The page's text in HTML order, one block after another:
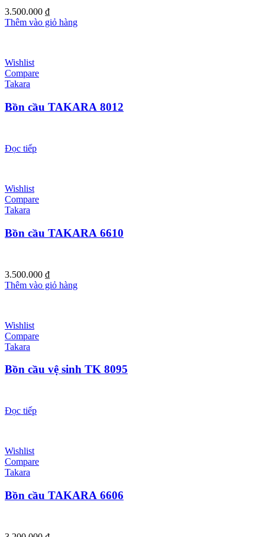
3.500.000 ₫
Thêm vào giỏ hàng
Wishlist
Compare
Takara
Bồn cầu TAKARA 8012
Đọc tiếp
Wishlist
Compare
Takara
Bồn cầu TAKARA 6610
3.500.000 ₫
Thêm vào giỏ hàng
Wishlist
Compare
Takara
Bồn cầu vệ sinh TK 8095
Đọc tiếp
Wishlist
Compare
Takara
Bồn cầu TAKARA 6606